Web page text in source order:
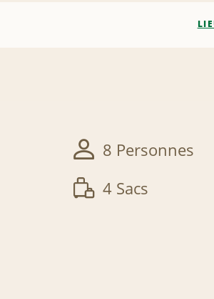
8 Personnes
4 Sacs